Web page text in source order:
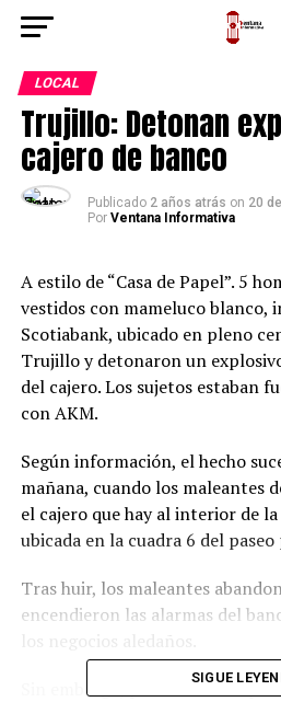
LOCAL
Trujillo: Detonan
cajero de banco
Publicado 2 años atrás on 20
Por Ventana Informativa
A estilo de “Casa de Papel”. 5
vestidos con mameluco blanco,
Scotiabank, ubicado en pleno
Trujillo y detonaron un
del cajero. Los sujetos estaban
con AKM.
Según información, el hecho
mañana, cuando los maleantes
el cajero que hay al interior de
ubicada en la cuadra 6 del
Tras huir, los maleantes
encendieron las alarmas del
Sin embargo, para evitar ser
SIGUE